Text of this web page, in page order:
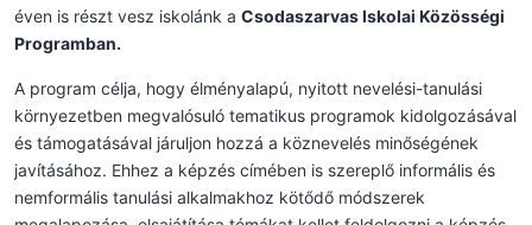
éven is részt vesz iskolánk a Csodaszarvas Iskolai Közösségi
Programban.
A program célja, hogy élményalapú, nyitott nevelési-tanulási
környezetben megvalósuló tematikus programok kidolgozásával
és támogatásával járuljon hozzá a köznevelés minőségének
javításához. Ehhez a képzés címében is szereplő informális és
nemformális tanulási alkalmakhoz kötődő módszerek